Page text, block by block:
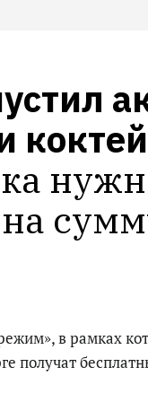
в рамках
получат